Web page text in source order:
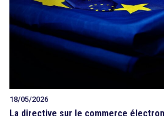
18/05/2026
La directive sur le commerce